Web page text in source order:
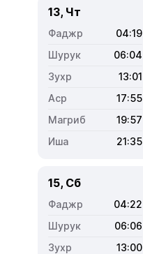
13, Чт
04:19
06:04
13:01
17:55
19:57
21:35
15, Сб
04:22
06:06
13:00